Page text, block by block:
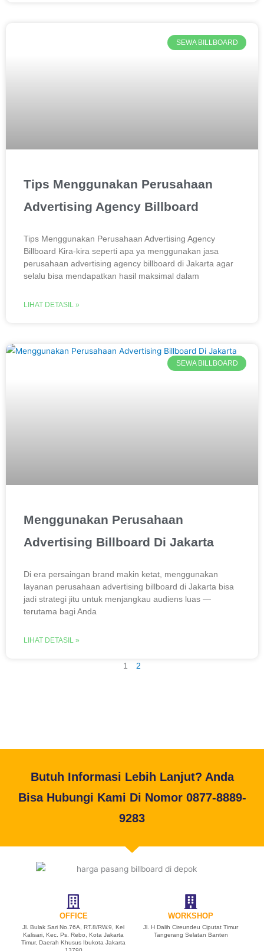
SEWA BILLBOARD
Tips Menggunakan Perusahaan
Advertising Agency Billboard
Tips Menggunakan Perusahaan Advertising Agency
Billboard Kira-kira seperti apa ya menggunakan jasa
perusahaan advertising agency billboard di Jakarta agar
selalu bisa mendapatkan hasil maksimal dalam
LIHAT DETASIL »
SEWA BILLBOARD
Menggunakan Perusahaan
Advertising Billboard Di Jakarta
Di era persaingan brand makin ketat, menggunakan
layanan perusahaan advertising billboard di Jakarta bisa
jadi strategi jitu untuk menjangkau audiens luas —
terutama bagi Anda
LIHAT DETASIL »
1 2
Butuh Informasi Lebih Lanjut? Anda
Bisa Hubungi Kami Di Nomor 0877-8889-
9283
OFFICE
Jl. Bulak Sari No.76A, RT.8/RW.9, Kel
Kalisari, Kec. Ps. Rebo, Kota Jakarta
Timur, Daerah Khusus Ibukota Jakarta
WORKSHOP
Jl. H Dalih Cireundeu Ciputat Timur
Tangerang Selatan Banten